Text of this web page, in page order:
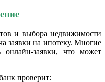
и выбора недвижимости
заявки на ипотеку. Многие
онлайн-заявки, что может
проверит: